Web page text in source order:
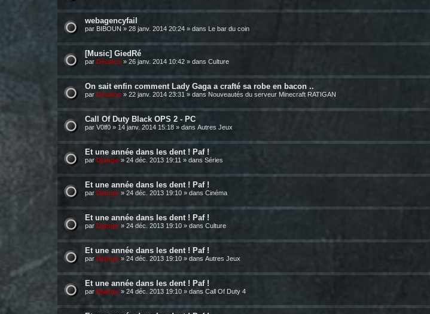
webagencyfail
par BIBOUN » 28 janv. 2014 20:24 » dans Le bar du coin
[Music] GiedRé
par Décalco » 26 janv. 2014 10:42 » dans Culture
On sait enfin comment Lady Gaga a crafté sa robe en bacon ..
par Décalco » 22 janv. 2014 23:31 » dans Nouveautés du serveur Minecraft RATIGAN
Call Of Duty Black OPS 2 - PC
par V0lf0 » 14 janv. 2014 15:18 » dans Autres Jeux
Et une année dans les dent ! Paf !
par Django » 24 déc. 2013 19:11 » dans Séries
Et une année dans les dent ! Paf !
par Django » 24 déc. 2013 19:10 » dans Cinéma
Et une année dans les dent ! Paf !
par Django » 24 déc. 2013 19:10 » dans Culture
Et une année dans les dent ! Paf !
par Django » 24 déc. 2013 19:10 » dans Autres Jeux
Et une année dans les dent ! Paf !
par Django » 24 déc. 2013 19:10 » dans Call Of Duty 4